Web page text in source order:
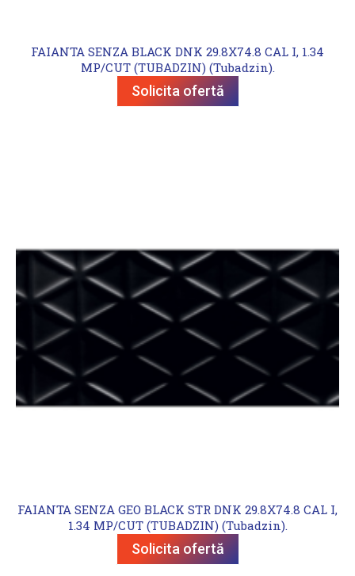
FAIANTA SENZA BLACK DNK 29.8X74.8 CAL I, 1.34
MP/CUT (TUBADZIN) (Tubadzin).
Solicita ofertă
FAIANTA SENZA GEO BLACK STR DNK 29.8X74.8 CAL I,
1.34 MP/CUT (TUBADZIN) (Tubadzin).
Solicita ofertă